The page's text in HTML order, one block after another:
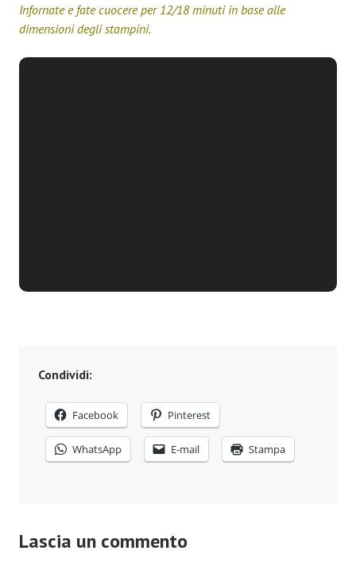
Infornate e fate cuocere per 12/18 minuti in base alle
dimensioni degli stampini.
Condividi:
Facebook Pinterest
WhatsApp E-mail Stampa
Lascia un commento